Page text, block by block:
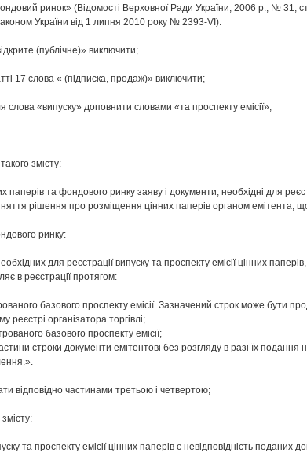
ринок» (Відомості Верховної Ради України, 2006 р., №
України від 1 липня 2010 року № 2393-VІ):
(публічне)» виключити;
17 слова « (підписка, продаж)» виключити;
слова «випуску» доповнити словами «та проспекту емісії»;
змісту:
паперів та фондового ринку заяву і документи, необхідні для
рішення про розміщення цінних паперів органом емітента,
ринку:
для реєстрації випуску та проспекту емісії цінних
в реєстрації протягом:
базового проспекту емісії. Зазначений строк може бути
організатора торгівлі;
базового проспекту емісії;
строки документи емітентові без розгляду в разі їх
відповідно частинами третьою і четвертою;
та проспекту емісії цінних паперів є невідповідність